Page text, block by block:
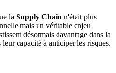
la Supply Chain n'était plus
mais un véritable enjeu
désormais davantage dans la
capacité à anticiper les risques.